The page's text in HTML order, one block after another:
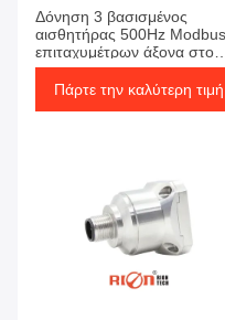
Δόνηση 3 βασισμένος
αισθητήρας 500Hz Modbus
επιταχυμέτρων άξονα στο
MEMS
Πάρτε την καλύτερη τιμή